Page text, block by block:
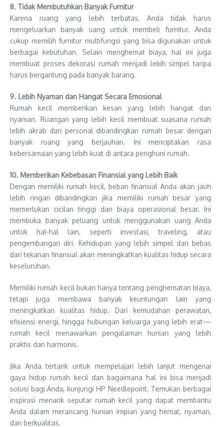
8. Tidak Membutuhkan Banyak Furnitur
Karena ruang yang lebih terbatas, Anda tidak harus
mengeluarkan banyak uang untuk membeli furnitur. Anda
cukup memilih furnitur multifungsi yang bisa digunakan untuk
berbagai kebutuhan. Selain menghemat biaya, hal ini juga
membuat proses dekorasi rumah menjadi lebih simpel tanpa
harus bergantung pada banyak barang.
9. Lebih Nyaman dan Hangat Secara Emosional
Rumah kecil memberikan kesan yang lebih hangat dan
nyaman. Ruangan yang lebih kecil membuat suasana rumah
lebih akrab dan personal dibandingkan rumah besar dengan
banyak ruang yang berjauhan. Ini menciptakan rasa
kebersamaan yang lebih kuat di antara penghuni rumah.
10. Memberikan Kebebasan Finansial yang Lebih Baik
Dengan memiliki rumah kecil, beban finansial Anda akan jauh
lebih ringan dibandingkan jika memiliki rumah besar yang
memerlukan cicilan tinggi dan biaya operasional besar. Ini
membuka banyak peluang untuk menggunakan uang Anda
untuk hal-hal lain, seperti investasi, traveling, atau
pengembangan diri. Kehidupan yang lebih simpel dan bebas
dari tekanan finansial akan meningkatkan kualitas hidup secara
keseluruhan.
Memiliki rumah kecil bukan hanya tentang penghematan biaya,
tetapi juga membawa banyak keuntungan lain yang
meningkatkan kualitas hidup. Dari kemudahan perawatan,
efisiensi energi, hingga hubungan keluarga yang lebih erat—
rumah kecil menawarkan pengalaman hunian yang lebih
praktis dan harmonis.
Jika Anda tertarik untuk mempelajari lebih lanjut mengenai
gaya hidup rumah kecil dan bagaimana hal ini bisa menjadi
solusi bagi Anda, kunjungi HP Needlepoint. Temukan berbagai
inspirasi menarik seputar rumah kecil yang dapat membantu
Anda dalam merancang hunian impian yang hemat, nyaman,
dan berkualitas.